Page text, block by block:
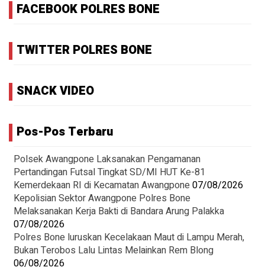
FACEBOOK POLRES BONE
TWITTER POLRES BONE
SNACK VIDEO
Pos-Pos Terbaru
Polsek Awangpone Laksanakan Pengamanan
Pertandingan Futsal Tingkat SD/MI HUT Ke-81
Kemerdekaan RI di Kecamatan Awangpone07/08/2026
‎Kepolisian Sektor Awangpone Polres Bone
Melaksanakan Kerja Bakti di Bandara Arung Palakka ‎
07/08/2026
Polres Bone luruskan Kecelakaan Maut di Lampu Merah,
Bukan Terobos Lalu Lintas Melainkan Rem Blong
06/08/2026